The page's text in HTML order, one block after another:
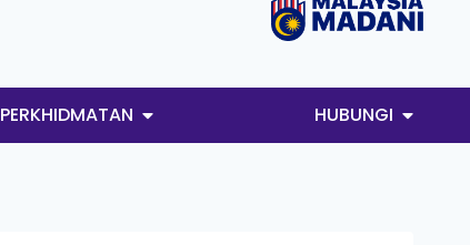
PERKHIDMATAN HUBUNGI